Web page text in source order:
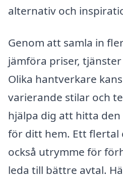
alternativ och
Genom att samla in
jämföra priser,
Olika hantverkare
varierande stilar och
hjälpa dig att hitta
för ditt hem. Ett flertal
också utrymme för
leda till bättre avtal.